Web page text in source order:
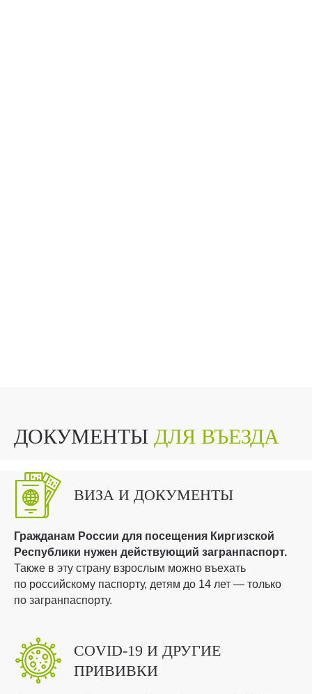
ДОКУМЕНТЫ ДЛЯ ВЪЕЗДА
ВИЗА И ДОКУМЕНТЫ
Гражданам России для посещения Киргизской
Республики нужен действующий загранпаспорт.
Также в эту страну взрослым можно въехать
по российскому паспорту, детям до 14 лет — только
по загранпаспорту.
COVID-19 И ДРУГИЕ
ПРИВИВКИ